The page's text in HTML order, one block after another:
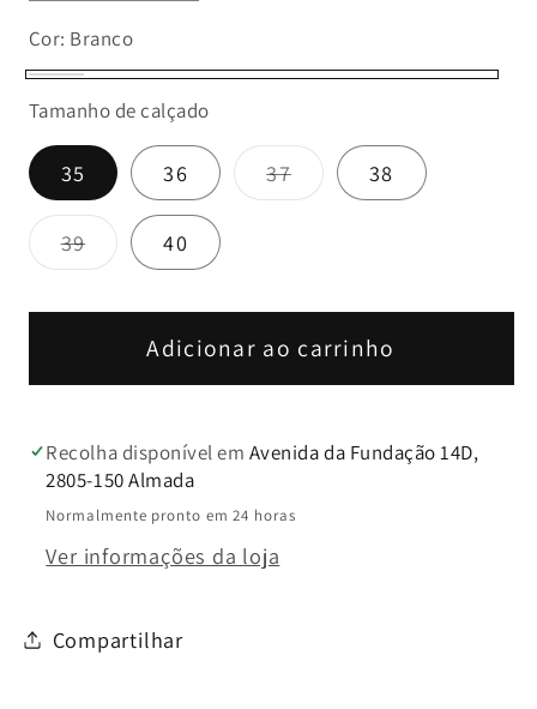
a
quantidade
de
Sapatilha
Russel
Matos
Benny
79
a
de
Sapatilha
Russel
Matos
Benny
79
Cor: Branco
Tamanho de calçado
35 36 37Variante
esgotada
38
39Variante
esgotada
indisponível
40
Adicionar ao carrinho
Recolha disponível em Avenida da Fundação 14D,
2805-150 Almada
Normalmente pronto em 24 horas
Ver informações da loja
Compartilhar